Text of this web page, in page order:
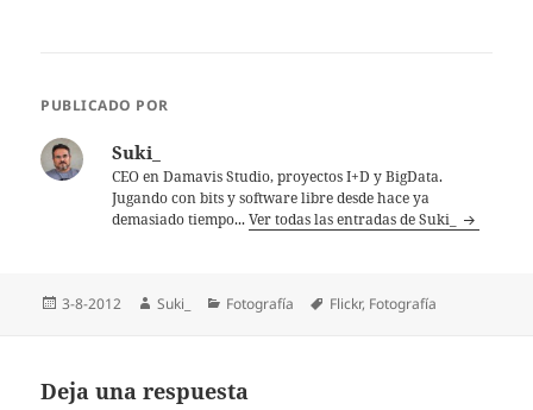
PUBLICADO POR
Suki_
CEO en Damavis Studio, proyectos I+D y BigData.
Jugando con bits y software libre desde hace ya
demasiado tiempo...Ver todas las entradas de Suki_
Publicado
3-8-2012 Autor
Suki_ Categorías
Fotografía Etiquetas
Flickr, Fotografí­a
Deja una respuesta